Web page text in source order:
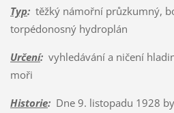
Typ:těžký námořní průzkumný,
torpédonosný hydroplán
Určení:vyhledávání a ničení
moři
Historie:Dne 9. listopadu 1928